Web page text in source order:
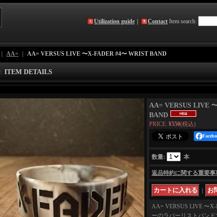
Utilization guide Contact Item search:
AA= AA= VERSUS LIVE 〜X-FADER #4〜 WRIST BAND
ITEM DETAILS
AA= VERSUS LIVE
BAND
PRICE: ¥550(税込)
数量: 本
返品特約に関する重要事
AA= VERSUS LIVE 〜
ーのラバーリストバンド